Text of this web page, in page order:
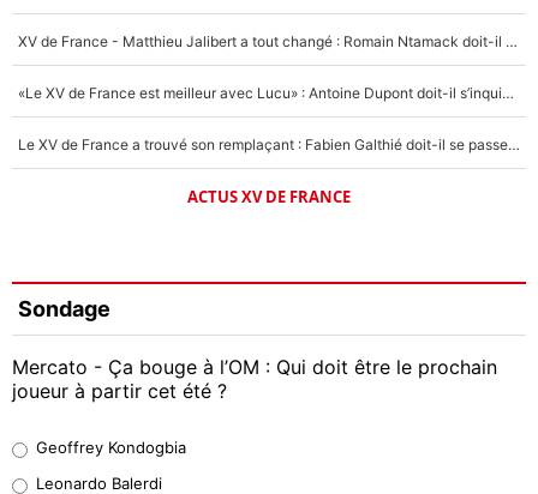
XV de France - Matthieu Jalibert a tout changé : Romain Ntamack doit-il s’inquiéter pour sa place à un an de la Coupe du monde ?
«Le XV de France est meilleur avec Lucu» : Antoine Dupont doit-il s’inquiéter pour sa place ?
Le XV de France a trouvé son remplaçant : Fabien Galthié doit-il se passer d'Antoine Dupont ?
ACTUS XV DE FRANCE
Sondage
Mercato - Ça bouge à l’OM : Qui doit être le prochain
joueur à partir cet été ?
38%
Geoffrey Kondogbia
Leonardo Balerdi